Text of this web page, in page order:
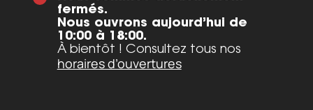
fermés.
Nous ouvrons aujourd’hui de
10:00 à 18:00.
À bientôt ! Consultez tous nos
horaires d’ouvertures